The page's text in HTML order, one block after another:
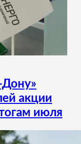
Дону»
акции
июля